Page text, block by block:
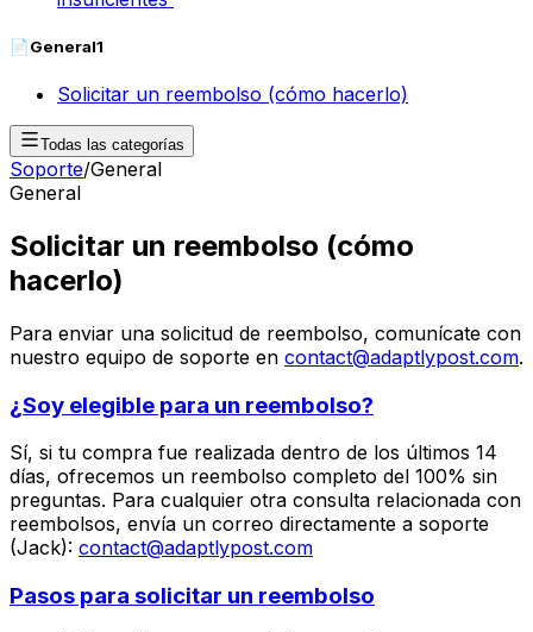
📄General1
Solicitar un reembolso (cómo hacerlo)
Todas las categorías
Soporte/General
General
Solicitar un reembolso (cómo
hacerlo)
Para enviar una solicitud de reembolso, comunícate con
nuestro equipo de soporte en contact@adaptlypost.com.
¿Soy elegible para un reembolso?
Sí, si tu compra fue realizada dentro de los últimos 14
días, ofrecemos un reembolso completo del 100% sin
preguntas. Para cualquier otra consulta relacionada con
reembolsos, envía un correo directamente a soporte
(Jack): contact@adaptlypost.com
Pasos para solicitar un reembolso